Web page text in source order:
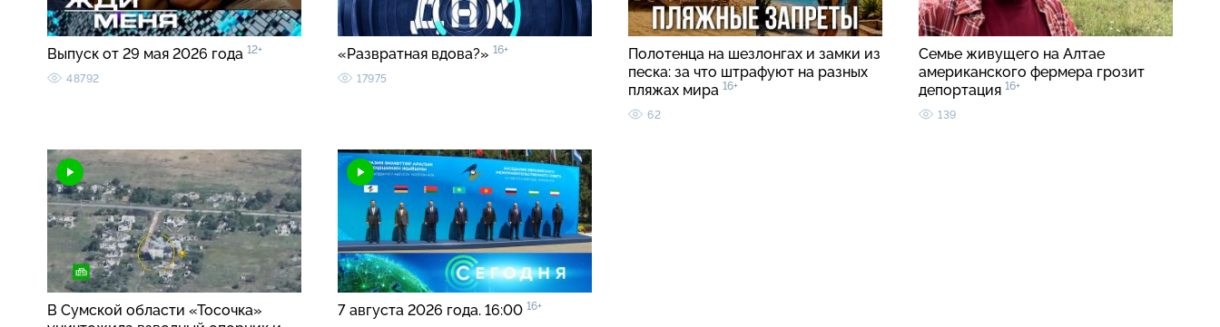
Выпуск от 29 мая 2026 года 12+
48792
«Развратная вдова?» 16+
17975
Полотенца на шезлонгах и замки из
песка: за что штрафуют на разных
пляжах мира 16+
62
Семье живущего на Алтае
американского фермера грозит
депортация 16+
139
В Сумской области «Тосочка»
7 августа 2026 года. 16:00 16+